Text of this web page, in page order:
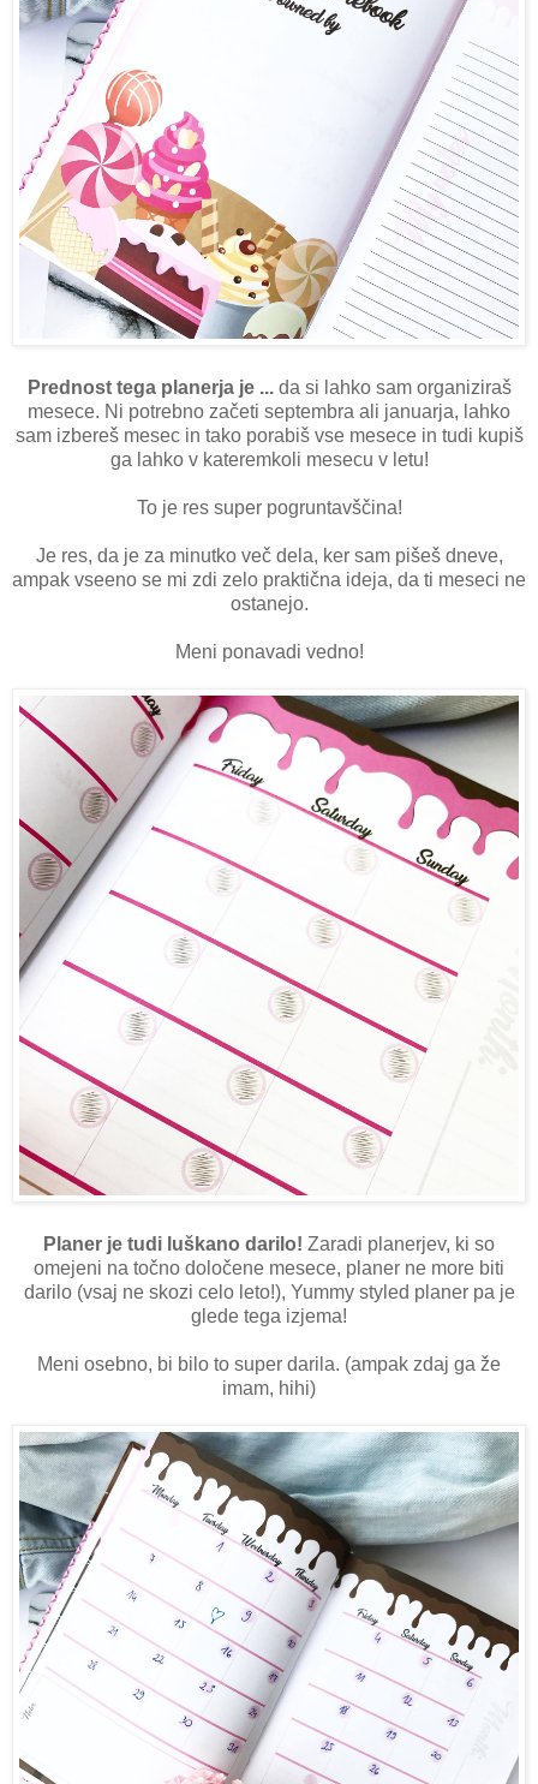
Prednost tega planerja je ... da si lahko sam organiziraš
mesece. Ni potrebno začeti septembra ali januarja, lahko
sam izbereš mesec in tako porabiš vse mesece in tudi kupiš
ga lahko v kateremkoli mesecu v letu!
To je res super pogruntavščina!
Je res, da je za minutko več dela, ker sam pišeš dneve,
ampak vseeno se mi zdi zelo praktična ideja, da ti meseci ne
ostanejo.
Meni ponavadi vedno!
Planer je tudi luškano darilo! Zaradi planerjev, ki so
omejeni na točno določene mesece, planer ne more biti
darilo (vsaj ne skozi celo leto!), Yummy styled planer pa je
glede tega izjema!
Meni osebno, bi bilo to super darila. (ampak zdaj ga že
imam, hihi)